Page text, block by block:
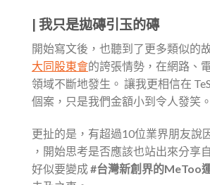
| 我只是拋磚引玉的磚
開始寫文後，也聽到了更多類似的
大同股東會的誇張情勢，在網路、
領域不斷地發生。 讓我更相信在
個案，只是我們金額小到令人發笑。
更扯的是，有超過10位業界朋友說
，開始思考是否應該也站出來分享
好似要變成#台灣新創界的MeToo